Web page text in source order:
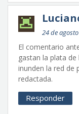
24 de
El comentario
gastan la plata
inunden la red de
redactada.
Responder